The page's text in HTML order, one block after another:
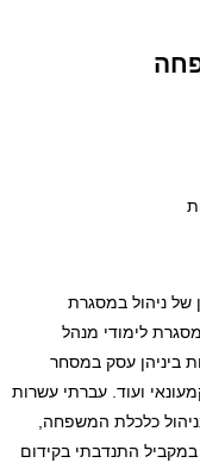
מ- 20 שנות ניסיון של ניהול במסגרת
לימודי מנהל
ביניהן עסק במסחר
ועוד. עברתי עשרות
כלכלת המשפחה,
במקביל התנדבתי בקידום